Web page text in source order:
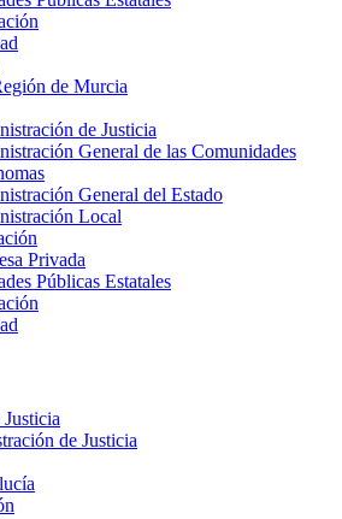
de Murcia
de Justicia
General de las Comunidades
General del Estado
Local
Privada
Públicas Estatales
de Justicia